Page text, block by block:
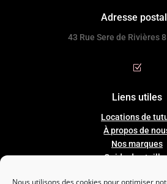
Nous utilisons des cookies pour optimiser
Adresse
43 Rue Sere de Rivières
Z
Liens utiles
Locations de
À propos de
Nos marques
Guidedes